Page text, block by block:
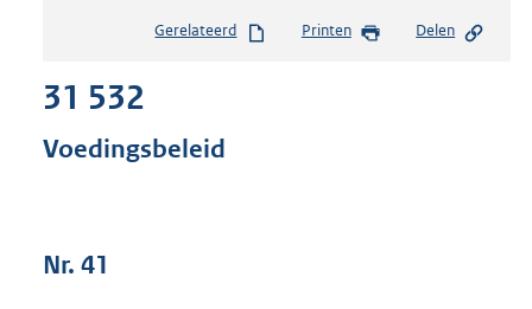
s
Gerelateerd Printen Delen
31 532
Voedingsbeleid
Nr. 41